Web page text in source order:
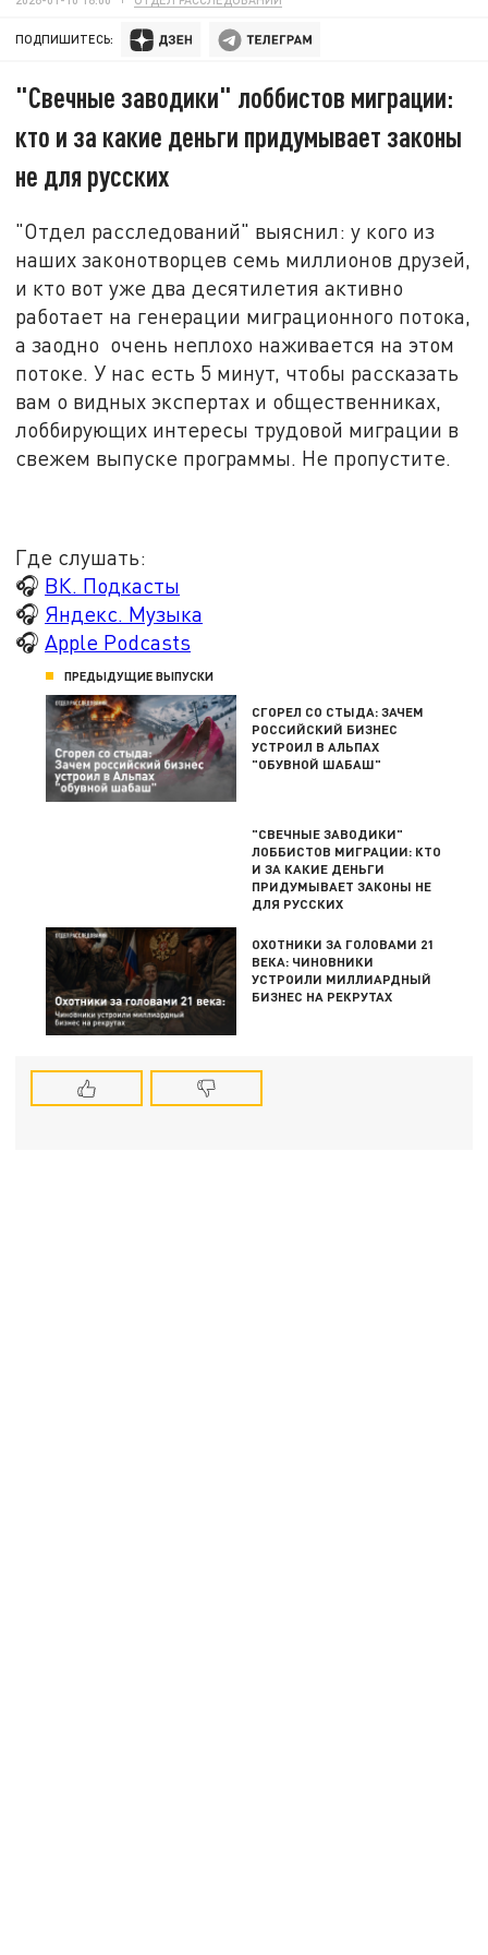
ПОДПИШИТЕСЬ:
"Свечные заводики" лоббистов миграции:
кто и за какие деньги придумывает законы
не для русских
"Отдел расследований" выяснил: у кого из
наших законотворцев семь миллионов друзей,
и кто вот уже два десятилетия активно
работает на генерации миграционного потока,
а заодно очень неплохо наживается на этом
потоке. У нас есть 5 минут, чтобы рассказать
вам о видных экспертах и общественниках,
лоббирующих интересы трудовой миграции в
свежем выпуске программы. Не пропустите.
Где слушать:
🎧 ВК. Подкасты
🎧 Яндекс. Музыка
🎧Apple Podcasts
ПРЕДЫДУЩИЕ ВЫПУСКИ
СГОРЕЛ СО СТЫДА: ЗАЧЕМ
РОССИЙСКИЙ БИЗНЕС
УСТРОИЛ В АЛЬПАХ
"ОБУВНОЙ ШАБАШ"
"СВЕЧНЫЕ ЗАВОДИКИ"
ЛОББИСТОВ МИГРАЦИИ: КТО
И ЗА КАКИЕ ДЕНЬГИ
ПРИДУМЫВАЕТ ЗАКОНЫ НЕ
ДЛЯ РУССКИХ
ОХОТНИКИ ЗА ГОЛОВАМИ 21
ВЕКА: ЧИНОВНИКИ
УСТРОИЛИ МИЛЛИАРДНЫЙ
БИЗНЕС НА РЕКРУТАХ